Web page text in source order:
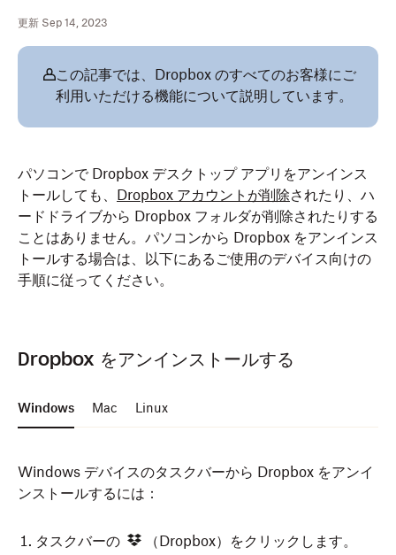
更新 Sep 14, 2023
この記事では、Dropbox のすべてのお客様にご
利用いただける機能について説明しています。
パソコンで Dropbox デスクトップ アプリをアンインス
トールしても、 Dropbox アカウントが削除されたり、ハ
ードドライブから Dropbox フォルダが削除されたりする
ことはありません。パソコンから Dropbox をアンインス
トールする場合は、以下にあるご使用のデバイス向けの
手順に従ってください。
Dropbox をアンインストールする
Windows Mac Linux
Windows デバイスのタスクバーから Dropbox をアンイ
ンストールするには：
タスクバーの
（Dropbox）をクリックします。